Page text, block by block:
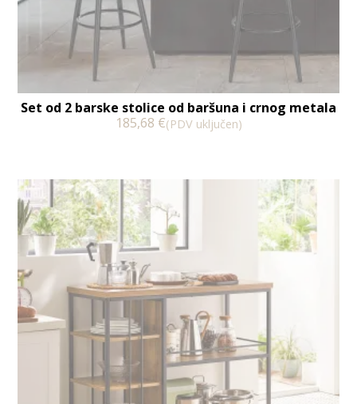
Set od 2 barske stolice od baršuna i crnog metala
185,68 €(PDV uključen)